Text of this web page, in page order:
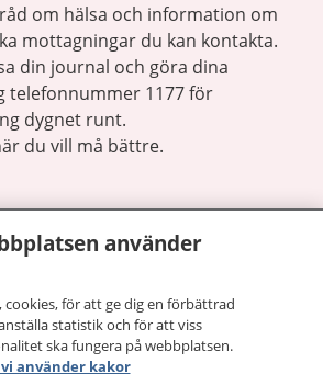
om hälsa och information om
mottagningar du kan kontakta.
din journal och göra dina
telefonnummer 1177 för
dygnet runt.
du vill må bättre.
använder
cookies, för att ge dig en förbättrad
statistik och för att viss
ska fungera på webbplatsen.
använder kakor